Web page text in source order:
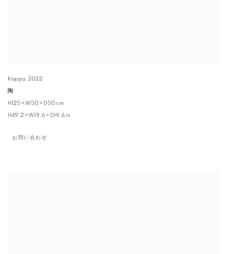
Kappa, 2022
陶
H125 × W50 × D50 cm
H49.2 × W19.6 × D19.6 in.
お問い合わせ